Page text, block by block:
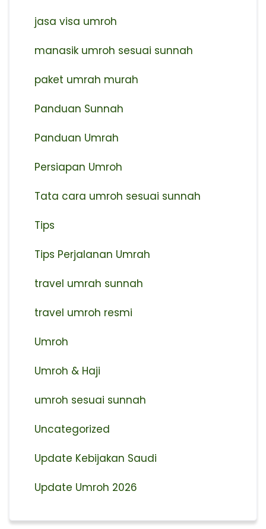
jasa visa umroh
manasik umroh sesuai sunnah
paket umrah murah
Panduan Sunnah
Panduan Umrah
Persiapan Umroh
Tata cara umroh sesuai sunnah
Tips
Tips Perjalanan Umrah
travel umrah sunnah
travel umroh resmi
Umroh
Umroh & Haji
umroh sesuai sunnah
Uncategorized
Update Kebijakan Saudi
Update Umroh 2026